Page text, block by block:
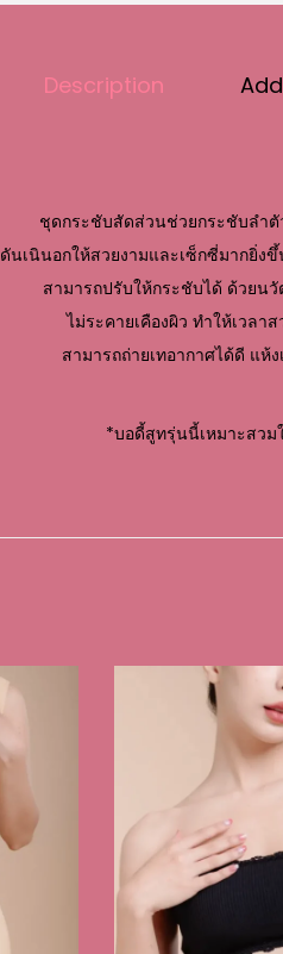
Description
ชุดกระชับสัดส่วนช่วยกระชับลำตั
ดันเนินอกให้สวยงามและเซ็กซี่มากยิ่ง
สามารถปรับให้กระชับได้ ด้วยน
ไม่ระคายเคืองผิว ทำให้เวลา
สามารถถ่ายเทอากาศได้ดี แห้
*บอดี้สูทรุ่นนี้เหมาะสวม